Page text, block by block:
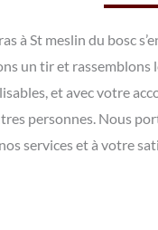
St meslin du bosc
un tir et
et avec votre
personnes. Nous
services et à votre